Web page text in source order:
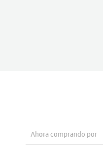
Ahora comprando por